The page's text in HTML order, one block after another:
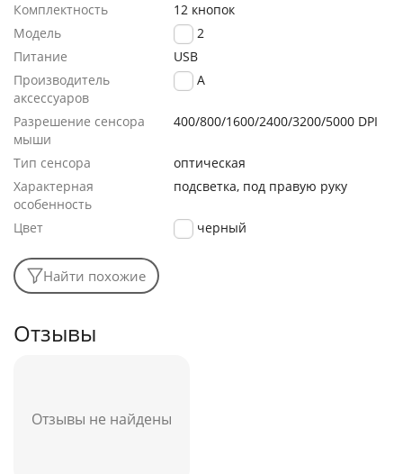
Комплектность
12 кнопок
Модель
H512
Питание
USB
Производитель
аксессуаров
AULA
Разрешение сенсора
мыши
400/800/1600/2400/3200/5000 DPI
Тип сенсора
оптическая
Характерная
особенность
подсветка, под правую руку
Цвет черный
Найти похожие
Отзывы
Отзывы не найдены